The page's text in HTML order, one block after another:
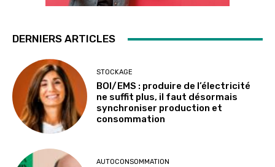
DERNIERS ARTICLES
STOCKAGE
BOI/EMS : produire de l’électricité
ne suffit plus, il faut désormais
synchroniser production et
consommation
AUTOCONSOMMATION